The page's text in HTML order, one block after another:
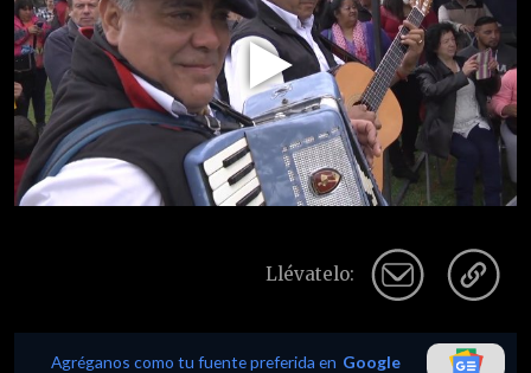
Video
Llévatelo:
Agréganos como tu fuente preferida en Google